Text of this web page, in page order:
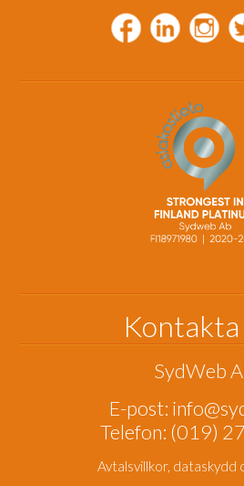
Kontakta
SydWeb
E-post:
Telefon: (019)
Avtalsvillkor, dataskydd